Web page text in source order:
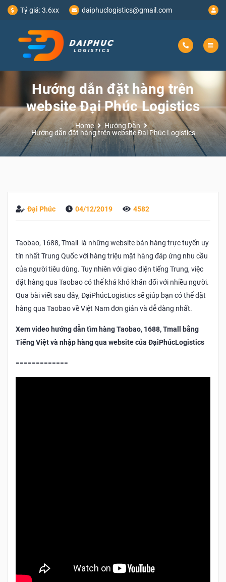
Tỷ giá:3.6xx daiphuclogistics@gmail.com
Hướng dẫn đặt hàng trên
website Đại Phúc Logistics
Home
Hướng Dẫn
Hướng dẫn đặt hàng trên website Đại Phúc Logistics
Đại Phúc 04/12/2019 4582
Taobao, 1688, Tmall là những website bán hàng trực tuyến uy
tín nhất Trung Quốc với hàng triệu mặt hàng đáp ứng nhu cầu
của người tiêu dùng. Tuy nhiên với giao diện tiếng Trung, việc
đặt hàng qua Taobao có thể khá khó khăn đối với nhiều người.
Qua bài viết sau đây, ĐạiPhúcLogistics sẽ giúp bạn có thể đặt
hàng qua Taobao về Việt Nam đơn giản và dễ dàng nhất.
Xem video hướng dẫn tìm hàng Taobao, 1688, Tmall bằng
Tiếng Việt và nhập hàng qua website của ĐạiPhúcLogistics
=============